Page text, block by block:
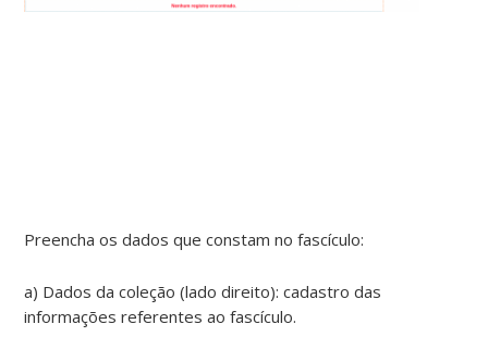
Preencha os dados que constam no fascículo:
a) Dados da coleção (lado direito): cadastro das
informações referentes ao fascículo.